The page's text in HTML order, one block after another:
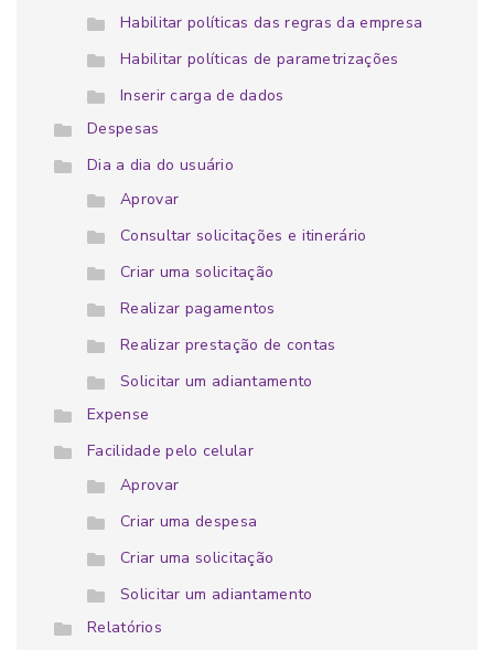
Habilitar políticas das regras da empresa
Habilitar políticas de parametrizações
Inserir carga de dados
Despesas
Dia a dia do usuário
Aprovar
Consultar solicitações e itinerário
Criar uma solicitação
Realizar pagamentos
Realizar prestação de contas
Solicitar um adiantamento
Expense
Facilidade pelo celular
Aprovar
Criar uma despesa
Criar uma solicitação
Solicitar um adiantamento
Relatórios